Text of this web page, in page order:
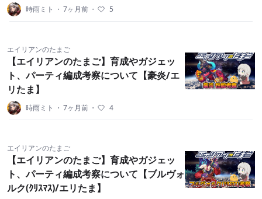
やボスとのレイドバトルは楽しいです！
時雨ミト ・ 7ヶ月前 ・ 5
エイリアンのたまご
【エイリアンのたまご】育成やガジェッ
ト、パーティ編成考察について【豪炎/エ
リたま】
時雨ミト ・ 7ヶ月前 ・ 4
エイリアンのたまご
【エイリアンのたまご】育成やガジェッ
ト、パーティ編成考察について【ブルヴォ
ルク(ｸﾘｽﾏｽ)/エリたま】